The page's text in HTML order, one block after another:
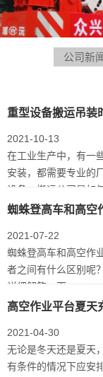
公司新
重型设备搬运吊装
2021-10-13
在工业生产中，有一
安装，都需要专业的
设备，搬运公司是如
选择后者
蜘蛛登高车和高空
2021-07-22
蜘蛛登高车和高空作
者之间有什么区别呢
详细解答一下。
高空作业平台夏天
2021-04-30
无论是冬天还是夏天
有条件的情况下应安